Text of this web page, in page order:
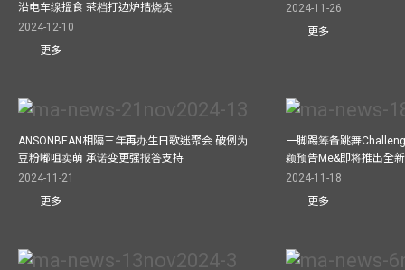
沿电车缐搵食 茶档打边炉拮烧卖
2024-12-10
更多
2024-11-26
更多
ANSONBEAN相隔三年再办生日歌迷聚会 破例为
豆粉嘟咀卖萌 承诺变更强报答支持
2024-11-21
更多
一脚踢筹备跳舞
颖预告Me&即将推出全
2024-11-18
更多